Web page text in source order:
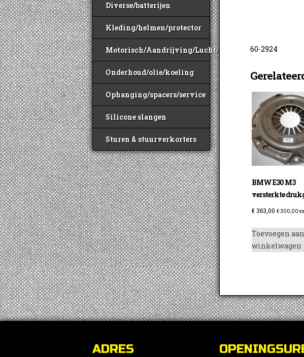
Diverse/batterijen
Kleding/helmen/protector
Motorisch/Aandrijving/Lucht/Benzine
Onderhoud/olie/koeling
Ophanging/spacers/service
Silicone slangen
Sturen & stuurverkorters
60-2924
BMW E30 M3
versterkte
€ 363,00 €300,00
Toevoegen aan
winkelwagen
ADRES